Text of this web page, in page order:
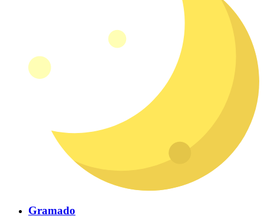
Gramado